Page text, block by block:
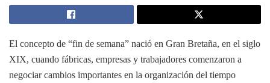
El concepto de “fin de semana” nació en Gran Bretaña, en el siglo
XIX, cuando fábricas, empresas y trabajadores comenzaron a
negociar cambios importantes en la organización del tiempo